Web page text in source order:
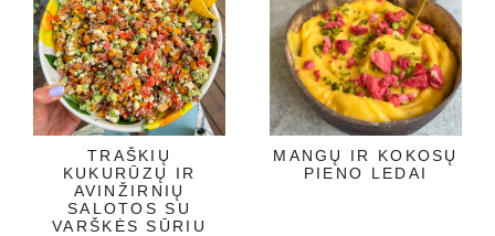
TRAŠKIŲ
KUKURŪZŲ IR
AVINŽIRNIŲ
SALOTOS SU
VARŠKĖS SŪRIU
MANGŲ IR KOKOSŲ
PIENO LEDAI